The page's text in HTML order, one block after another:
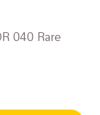
040 Rare